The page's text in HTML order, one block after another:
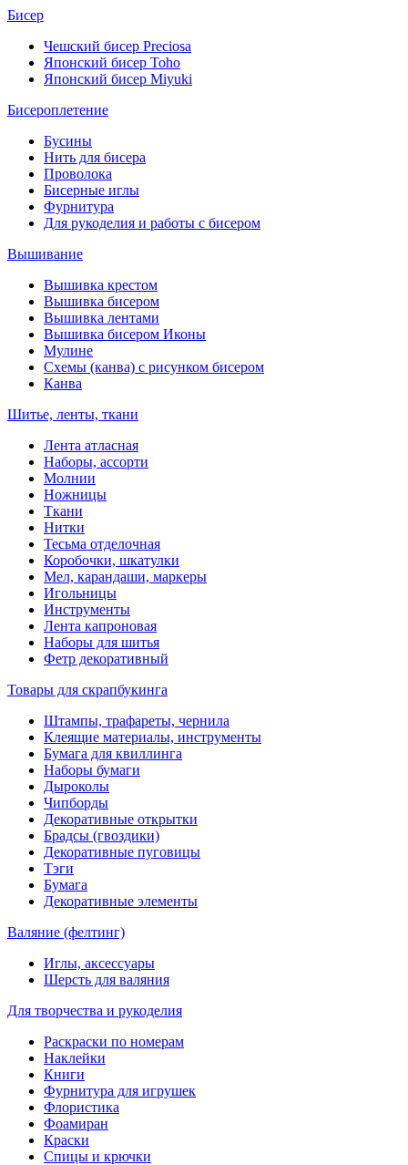
Бисер
Чешский бисер Preciosa
Японский бисер Toho
Японский бисер Miyuki
Бисероплетение
Бусины
Нить для бисера
Проволока
Бисерные иглы
Фурнитура
Для рукоделия и работы с бисером
Вышивание
Вышивка крестом
Вышивка бисером
Вышивка лентами
Вышивка бисером Иконы
Мулине
Схемы (канва) с рисунком бисером
Канва
Шитье, ленты, ткани
Лента атласная
Наборы, ассорти
Молнии
Ножницы
Ткани
Нитки
Тесьма отделочная
Коробочки, шкатулки
Мел, карандаши, маркеры
Игольницы
Инструменты
Лента капроновая
Наборы для шитья
Фетр декоративный
Товары для скрапбукинга
Штампы, трафареты, чернила
Клеящие материалы, инструменты
Бумага для квиллинга
Наборы бумаги
Дыроколы
Чипборды
Декоративные открытки
Брадсы (гвоздики)
Декоративные пуговицы
Тэги
Бумага
Декоративные элементы
Валяние (фелтинг)
Иглы, аксессуары
Шерсть для валяния
Для творчества и рукоделия
Раскраски по номерам
Наклейки
Книги
Фурнитура для игрушек
Флористика
Фоамиран
Краски
Спицы и крючки